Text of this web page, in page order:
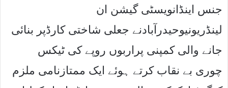
جنس اینڈانویسٹی گیشن ان
لینڈریونیوحیدرآبادنے جعلی شاختی کارڈپر بنائی
جانے والی کمپنی پراربوں روپے کی ٹیکس
چوری بے نقاب کرتے ہوئے ایک ممتازنامی ملزم